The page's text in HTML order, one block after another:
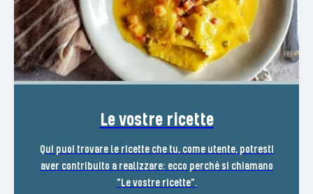
Le vostre ricette
Qui puoi trovare le ricette che tu, come utente, potresti
aver contribuito a realizzare: ecco perché si chiamano
"Le vostre ricette".